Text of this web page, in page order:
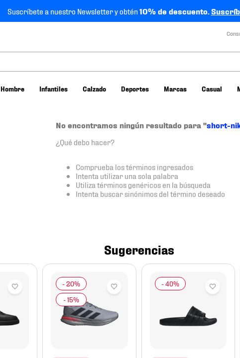
Suscríbete a nuestro Newsletter y obtén10% de descuento.
Hombre Infantiles Calzado Deportes Marcas Casual
No encontramos ningún resultado para "short-
¿Qué debo hacer?
Comprueba los términos ingresados
Intenta utilizar una sola palabra
Utiliza términos genéricos en la búsqueda
Intenta buscar sinónimos del término deseado
Sugerencias